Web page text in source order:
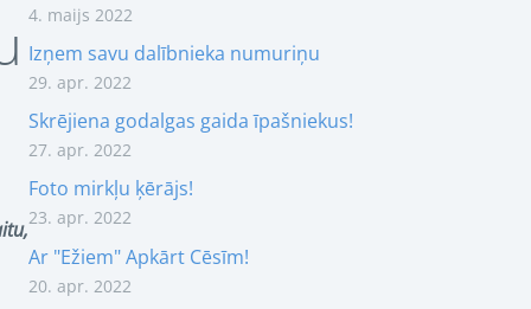
4. maijs 2022
Izņem savu dalībnieka numuriņu
29. apr. 2022
Skrējiena godalgas gaida īpašniekus!
27. apr. 2022
Foto mirkļu ķērājs!
23. apr. 2022
Ar "Ežiem" Apkārt Cēsīm!
20. apr. 2022